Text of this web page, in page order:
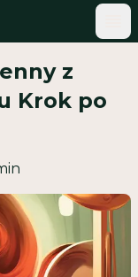
z
Krok po